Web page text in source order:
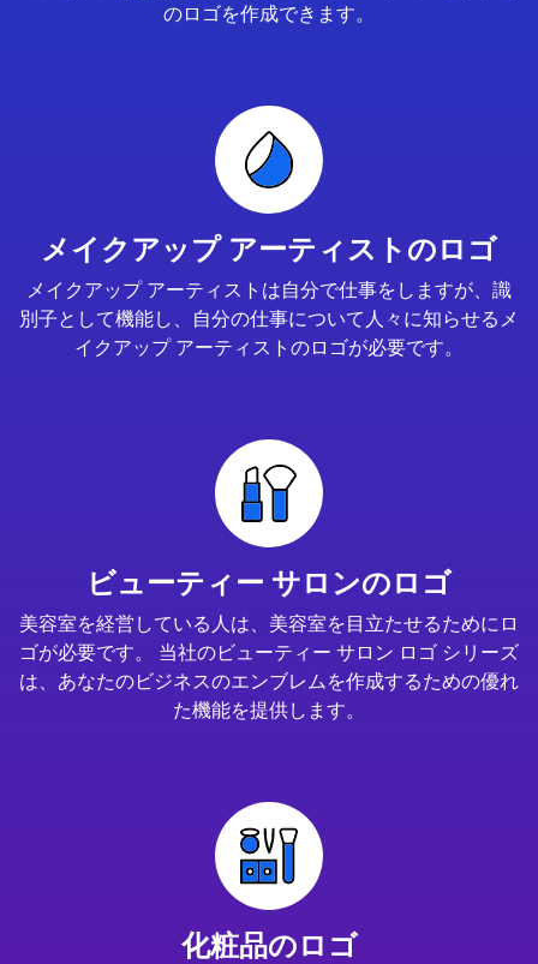
のロゴを作成できます。
メイクアップ アーティストのロゴ
メイクアップ アーティストは自分で仕事をしますが、識
別子として機能し、自分の仕事について人々に知らせるメ
イクアップ アーティストのロゴが必要です。
ビューティー サロンのロゴ
美容室を経営している人は、美容室を目立たせるためにロ
ゴが必要です。 当社のビューティー サロン ロゴ シリーズ
は、あなたのビジネスのエンブレムを作成するための優れ
た機能を提供します。
化粧品のロゴ